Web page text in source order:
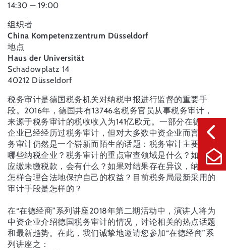
14:30 — 19:00
组织者
China Kompetenzzentrum Düsseldorf
地点
Haus der Universität
Schadowplatz 14
40212 Düsseldorf
税务审计是德国税务机关对纳税申报进行监督的重要手
段。2016年，德国共有13746名税务官员从事税务审计，
来源于税务审计的税收收入为141亿欧元。一部分在德中资
企业已经经历过税务审计，但对大多数中资企业而言，税
务审计仍然是一个崭新而陌生的话题：税务审计主要针对
哪些纳税企业？税务审计的重点审查领域是什么？如果有
应缴未缴税款，会有什么？如果对结果存在异议，纳税人
怎样合理合法地保护自己的权益？目前税务局最新采用的
审计手段是怎样的？
在“在德经商”系列讲座2018年第二期活动中，演讲人将为
中资企业介绍德国税务审计的情况，讨论相关的热点话题
和最新趋势。在此，我们诚挚地邀请您参加“在德经商”系
列讲座之：